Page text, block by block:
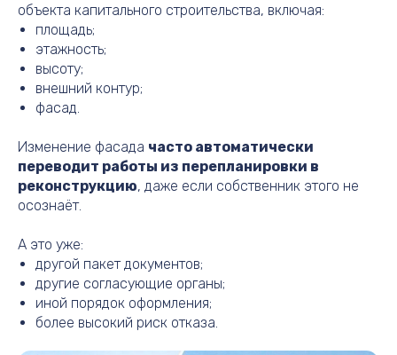
объекта капитального строительства, включая:
площадь;
этажность;
высоту;
внешний контур;
фасад.
Изменение фасада часто автоматически
переводит работы из перепланировки в
реконструкцию, даже если собственник этого не
осознаёт.
А это уже:
другой пакет документов;
другие согласующие органы;
иной порядок оформления;
более высокий риск отказа.